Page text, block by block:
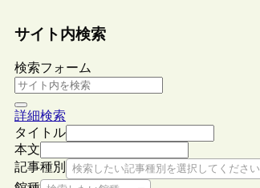
サイト内検索
検索フォーム
詳細検索
タイトル
本文
記事種別
検索したい記事種別を選択してください